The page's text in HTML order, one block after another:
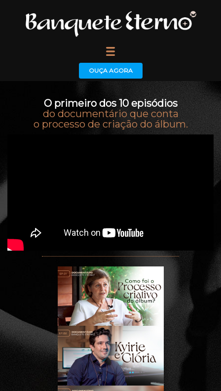
OUÇA AGORA
O primeiro dos 10 episódios
do documentário que conta
o processo de criação do álbum.